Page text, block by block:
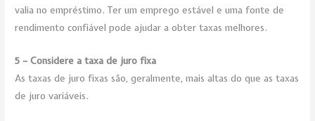
valia no empréstimo. Ter um emprego estável e uma fonte de
rendimento confiável pode ajudar a obter taxas melhores.
5 – Considere a taxa de juro fixa
As taxas de juro fixas são, geralmente, mais altas do que as taxas
de juro variáveis.